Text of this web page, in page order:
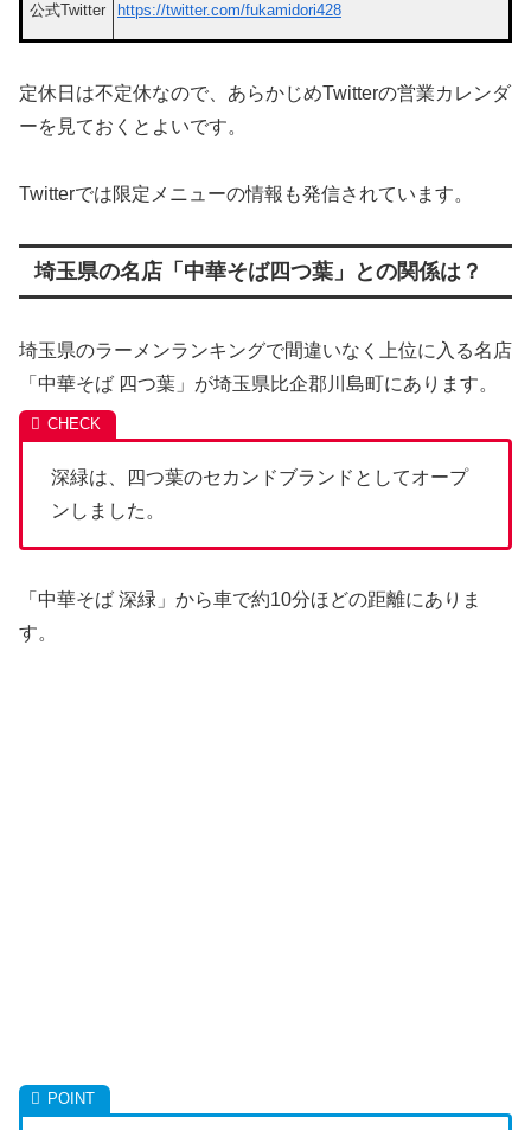
公式Twitter https://twitter.com/fukamidori428
定休日は不定休なので、あらかじめTwitterの営業カレンダ
ーを見ておくとよいです。
Twitterでは限定メニューの情報も発信されています。
埼玉県の名店「中華そば四つ葉」との関係は？
埼玉県のラーメンランキングで間違いなく上位に入る名店
「中華そば 四つ葉」が埼玉県比企郡川島町にあります。
深緑は、四つ葉のセカンドブランドとしてオープ
ンしました。
「中華そば 深緑」から車で約10分ほどの距離にありま
す。